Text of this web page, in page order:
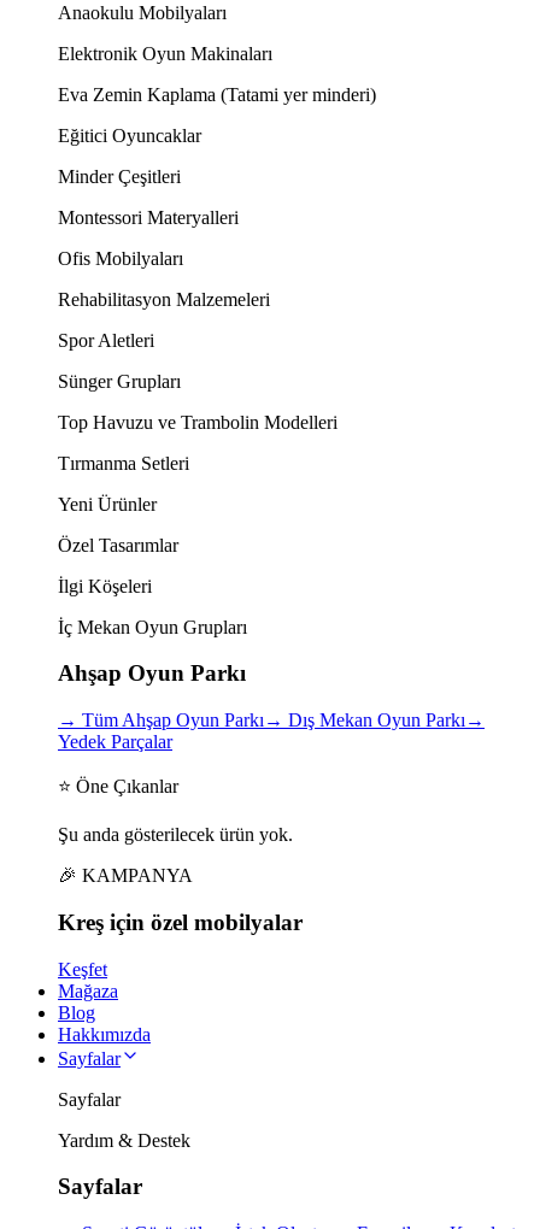
Anaokulu Mobilyaları
Elektronik Oyun Makinaları
Eva Zemin Kaplama (Tatami yer minderi)
Eğitici Oyuncaklar
Minder Çeşitleri
Montessori Materyalleri
Ofis Mobilyaları
Rehabilitasyon Malzemeleri
Spor Aletleri
Sünger Grupları
Top Havuzu ve Trambolin Modelleri
Tırmanma Setleri
Yeni Ürünler
Özel Tasarımlar
İlgi Köşeleri
İç Mekan Oyun Grupları
Ahşap Oyun Parkı
→ Tüm Ahşap Oyun Parkı → Dış Mekan Oyun Parkı →
Yedek Parçalar
⭐ Öne Çıkanlar
Şu anda gösterilecek ürün yok.
🎉 KAMPANYA
Kreş için özel mobilyalar
Keşfet
Mağaza
Blog
Hakkımızda
Sayfalar
Sayfalar
Yardım & Destek
Sayfalar